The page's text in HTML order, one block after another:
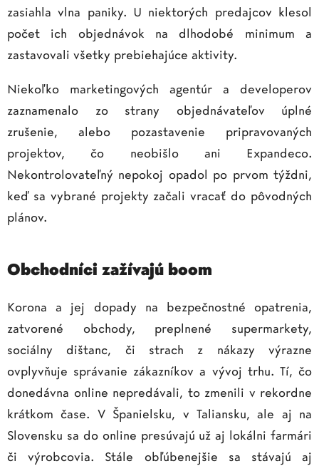
zasiahla vlna paniky. U niektorých predajcov klesol
počet ich objednávok na dlhodobé minimum a
zastavovali všetky prebiehajúce aktivity.
Niekoľko marketingových agentúr a developerov
zaznamenalo zo strany objednávateľov úplné
zrušenie, alebo pozastavenie pripravovaných
projektov, čo neobišlo ani Expandeco.
Nekontrolovateľný nepokoj opadol po prvom týždni,
keď sa vybrané projekty začali vracať do pôvodných
plánov.
Obchodníci zažívajú boom
Korona a jej dopady na bezpečnostné opatrenia,
zatvorené obchody, preplnené supermarkety,
sociálny dištanc, či strach z nákazy výrazne
ovplyvňuje správanie zákazníkov a vývoj trhu. Tí, čo
donedávna online nepredávali, to zmenili v rekordne
krátkom čase. V Španielsku, v Taliansku, ale aj na
Slovensku sa do online presúvajú už aj lokálni farmári
či výrobcovia. Stále obľúbenejšie sa stávajú aj